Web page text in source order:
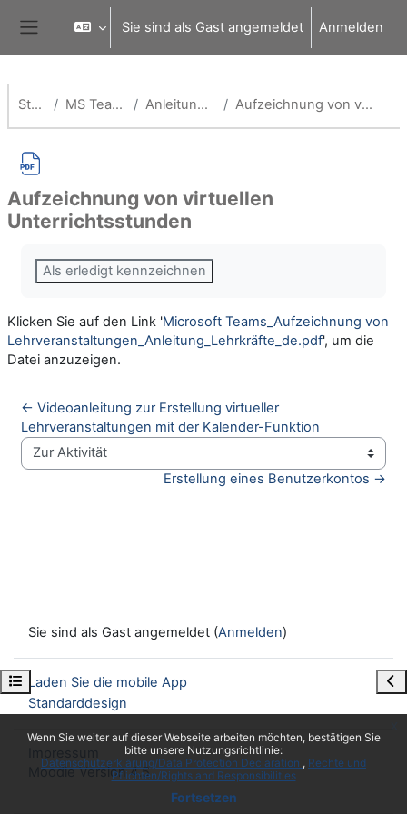
Wenn Sie weiter auf dieser Webseite arbeiten möchten, bestätigen Sie
bitte unsere Nutzungsrichtlinie:
Datenschutzerklärung/Data Protection Declaration
Rechte und
Pflichten/Rights and Responsibilities
Fortsetzen
Website-Übersicht
Sie sind als Gast angemeldet Anmelden
Kursindex öffnen
Startseite MS Teams für Schulen Anleitungen für Lehrende Aufzeichnung von virtuellen Unterrichtsstunden
Aufzeichnung von virtuellen
Unterrichtsstunden
Als erledigt kennzeichnen
Klicken Sie auf den Link 'Microsoft Teams_Aufzeichnung von
Lehrveranstaltungen_Anleitung_Lehrkräfte_de.pdf', um die
Datei anzuzeigen.
← Videoanleitung zur Erstellung virtueller
Lehrveranstaltungen mit der Kalender-Funktion
Zur Aktivität
Erstellung eines Benutzerkontos →
Sie sind als Gast angemeldet (Anmelden)
Laden Sie die mobile App
Standarddesign
Moodle Version 4.5